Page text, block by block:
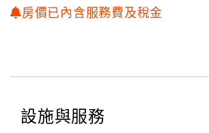
顧
顧
客
房價已內含服務費及稅金
設施與服務